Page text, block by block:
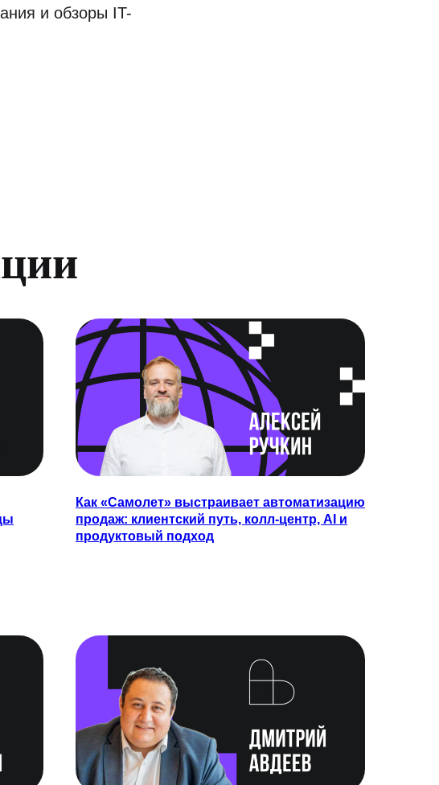
и обзоры IT-
Как «Самолет» выстраивает автоматизацию
продаж: клиентский путь, колл-центр, AI и
продуктовый подход